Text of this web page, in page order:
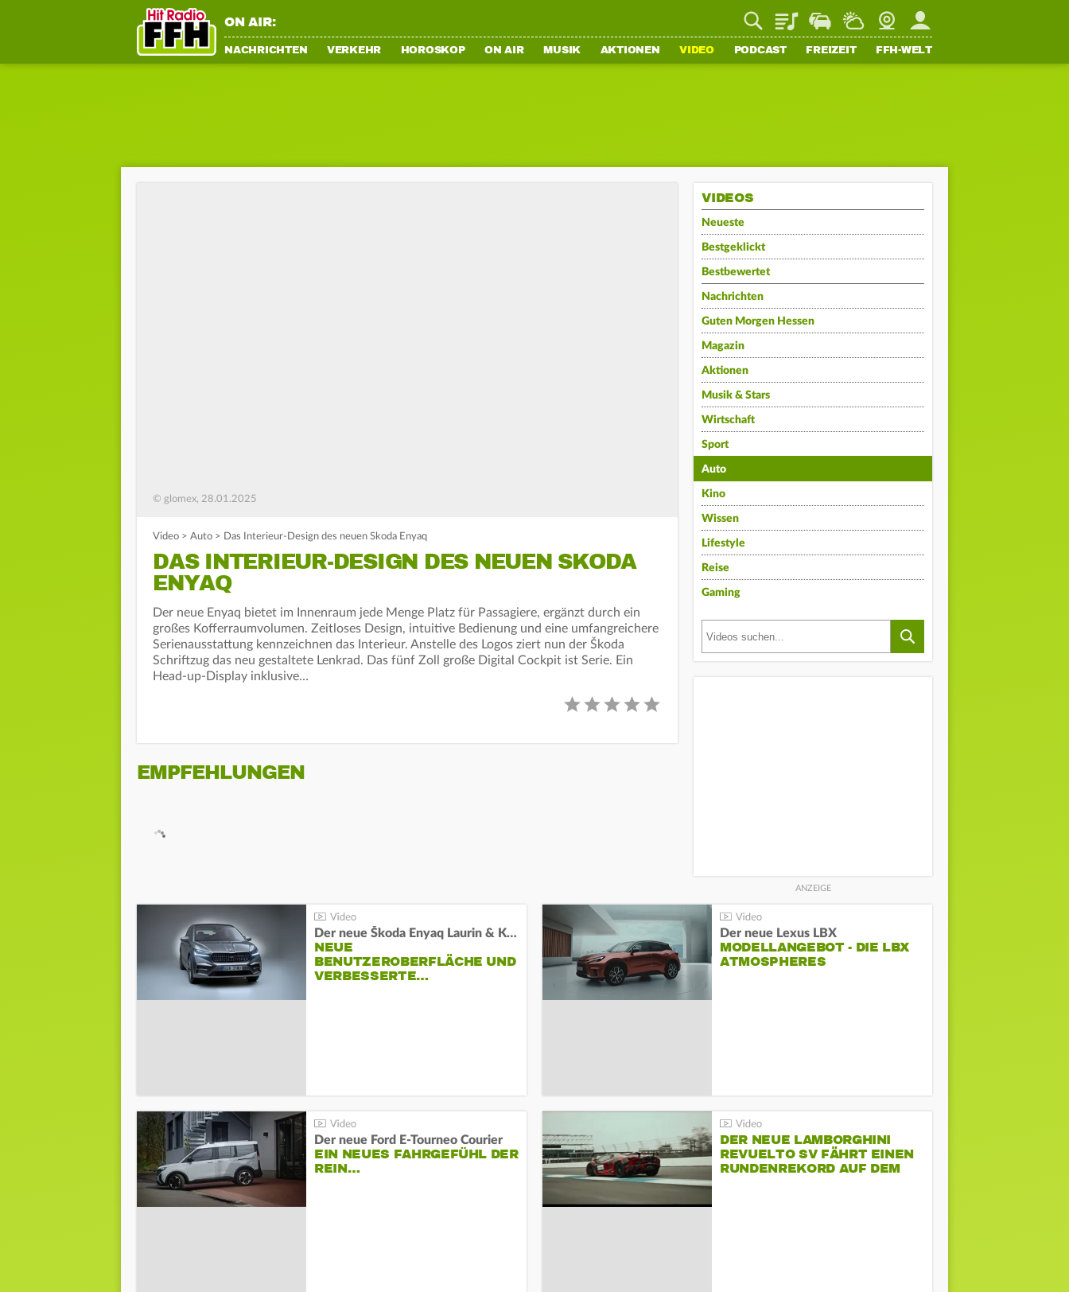
ON AIR: PlaylistStaupilotWetterWebcamMein FFH
NACHRICHTEN VERKEHR HOROSKOP ON AIR MUSIK AKTIONEN VIDEO PODCAST FREIZEIT FFH-WELT
© glomex, 28.01.2025
Video > Auto > Das Interieur-Design des neuen Skoda Enyaq
DAS INTERIEUR-DESIGN DES NEUEN SKODA
ENYAQ
Der neue Enyaq bietet im Innenraum jede Menge Platz für Passagiere, ergänzt durch ein
großes Kofferraumvolumen. Zeitloses Design, intuitive Bedienung und eine umfangreichere
Serienausstattung kennzeichnen das Interieur. Anstelle des Logos ziert nun der Škoda
Schriftzug das neu gestaltete Lenkrad. Das fünf Zoll große Digital Cockpit ist Serie. Ein
Head-up-Display inklusive…
EMPFEHLUNGEN
VIDEOS
Neueste
Bestgeklickt
Bestbewertet
Nachrichten
Guten Morgen Hessen
Magazin
Aktionen
Musik & Stars
Wirtschaft
Sport
Auto
Kino
Wissen
Lifestyle
Reise
Gaming
Der neue Škoda Enyaq Laurin & Klement
NEUE
BENUTZEROBERFLÄCHE UND
VERBESSERTE…
Der neue Lexus LBX
MODELLANGEBOT - DIE LBX
ATMOSPHERES
Der neue Ford E-Tourneo Courier
EIN NEUES FAHRGEFÜHL DER
REIN…
DER NEUE LAMBORGHINI
REVUELTO SV FÄHRT EINEN
RUNDENREKORD AUF DEM